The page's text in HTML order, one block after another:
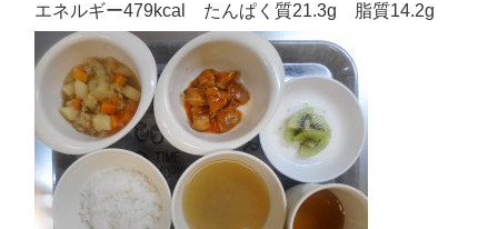
エネルギー479kcal たんぱく質21.3g 脂質14.2g